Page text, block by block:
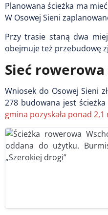
Planowana ścieżka ma
W Osowej Sieni
Przy trasie staną dwa
obejmuje też przebudowę
Sieć
Wniosek do Osowej Sieni
278 budowana jest
gmina pozyskała ponad